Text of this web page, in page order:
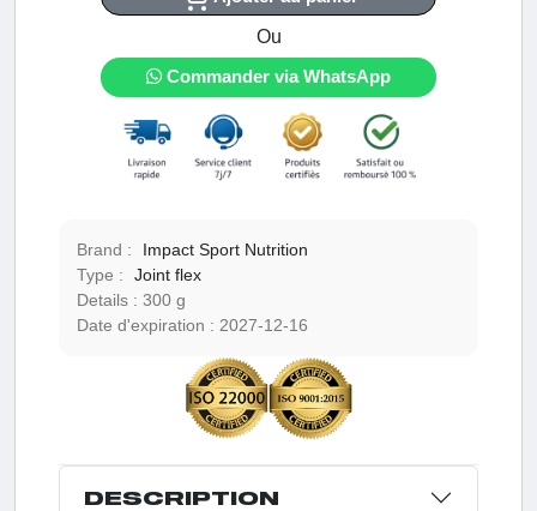
Ou
Commander via WhatsApp
Brand :
Impact Sport Nutrition
Type :
Joint flex
Details :
300 g
Date d'expiration : 2027-12-16
DESCRIPTION